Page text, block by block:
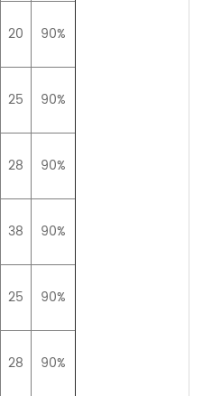
20 90%
25 90%
28 90%
38 90%
25 90%
28 90%